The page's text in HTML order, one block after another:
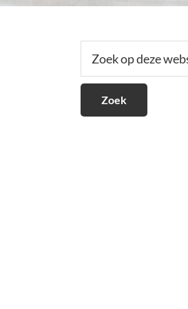
Secundaire
Sidebar
op
deze
website